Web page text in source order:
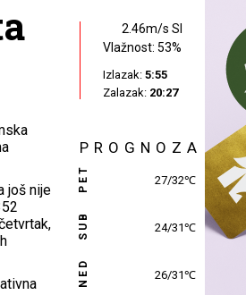
još nije
2.46m/s SI
Vlažnost: 53%
Izlazak: 5:55
Zalazak: 20:27
PROGNOZA
PET 27/32℃
SUB 24/31℃
NED 26/31℃